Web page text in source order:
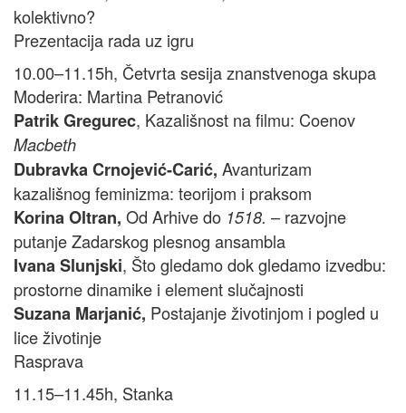
kolektivno?
Prezentacija rada uz igru
10.00–11.15h, Četvrta sesija znanstvenoga skupa
Moderira: Martina Petranović
Patrik Gregurec, Kazališnost na filmu: Coenov
Macbeth
Dubravka Crnojević-Carić, Avanturizam
kazališnog feminizma: teorijom i praksom
Korina Oltran, Od Arhive do 1518. – razvojne
putanje Zadarskog plesnog ansambla
Ivana Slunjski, Što gledamo dok gledamo izvedbu:
prostorne dinamike i element slučajnosti
Suzana Marjanić, Postajanje životinjom i pogled u
lice životinje
Rasprava
11.15–11.45h, Stanka